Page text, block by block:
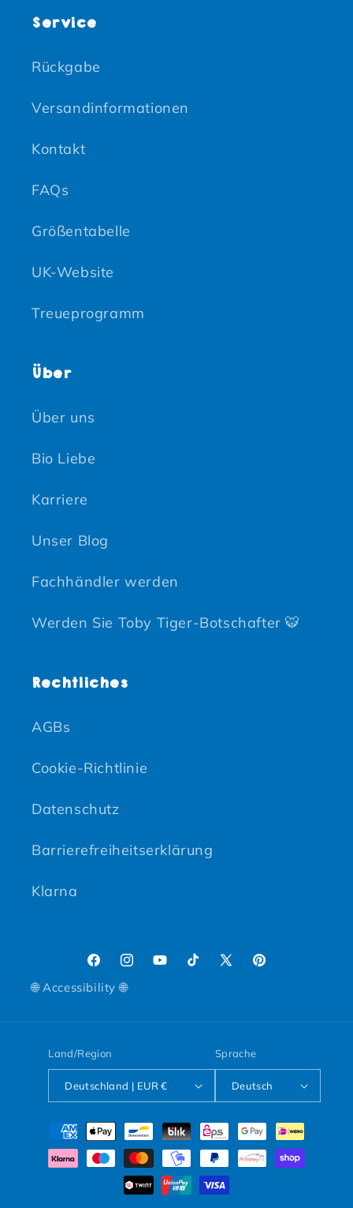
Service
Rückgabe
Versandinformationen
Kontakt
FAQs
Größentabelle
UK-Website
Treueprogramm
Über
Über uns
Bio Liebe
Karriere
Unser Blog
Fachhändler werden
Werden Sie Toby Tiger-Botschafter 🐯
Rechtliches
AGBs
Cookie-Richtlinie
Datenschutz
Barrierefreiheitserklärung
Klarna
FacebookInstagram
YouTubeTikTokX (Twitter)
Pinterest
🌐 Accessibility 🌐
Land/Region
Deutschland | EUR €
Sprache
Deutsch
Zahlungsmethoden